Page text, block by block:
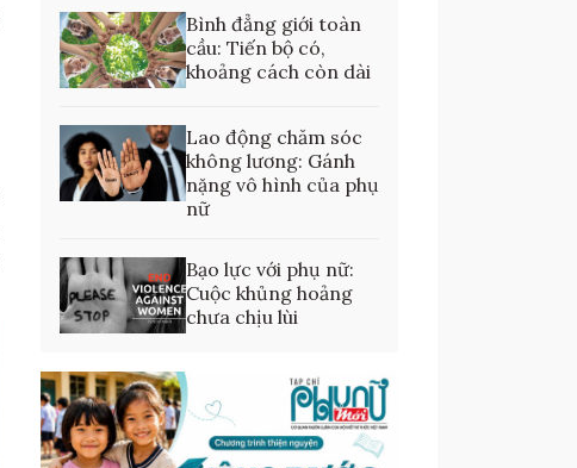
Bình đẳng giới toàn
cầu: Tiến bộ có,
khoảng cách còn dài
Lao động chăm sóc
không lương: Gánh
nặng vô hình của phụ
nữ
Bạo lực với phụ nữ:
Cuộc khủng hoảng
chưa chịu lùi